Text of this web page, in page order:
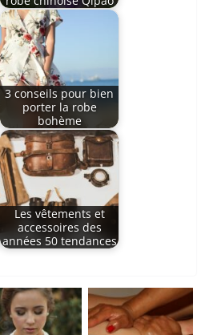
3 conseils pour bien
porter la robe
bohème
Les vêtements et
accessoires des
années 50 tendances